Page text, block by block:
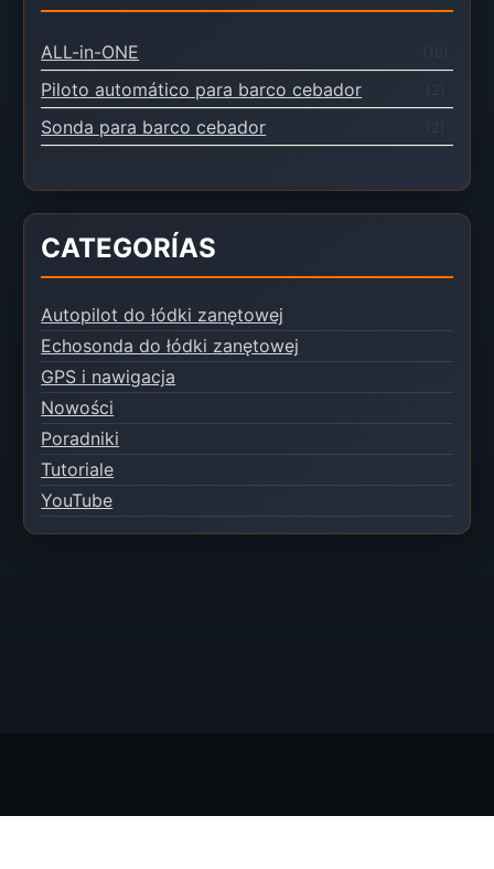
ALL-in-ONE (10)
Piloto automático para barco cebador
Sonda para barco cebador
CATEGORÍAS
Autopilot do łódki zanętowej
Echosonda do łódki zanętowej
GPS i nawigacja
Nowości
Poradniki
Tutoriale
YouTube